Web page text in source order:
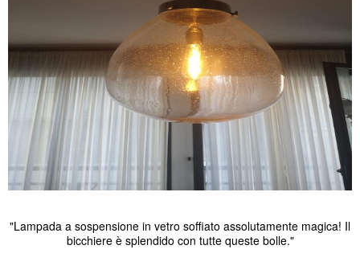
"Lampada a sospensione in vetro soffiato assolutamente magica! Il
bicchiere è splendido con tutte queste bolle."